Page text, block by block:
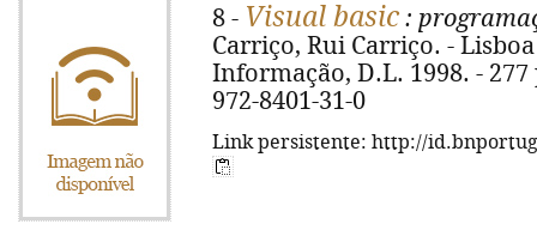
8 - Visual basic:
Carriço, Rui Carriço. -
Informação, D.L. 1998. - 277
972-8401-31-0
Link persistente: http://